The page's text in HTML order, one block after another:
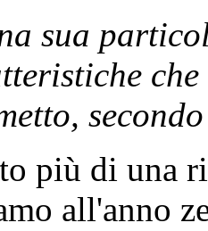
sua
più di una
all'anno